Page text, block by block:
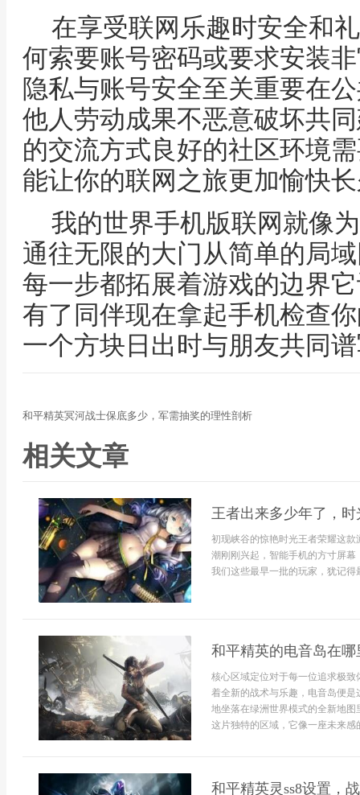
在享受联网乐趣时安全和
何索要账号密码或要求安装
隐私与账号安全至关重要在
他人劳动成果不恶意破坏共
的交流方式良好的社区环境
能让你的联网之旅更加愉快
我的世界手机版联网就像
通往无限的大门从简单的局
每一步都拓展着游戏的边界
有了同伴现在拿起手机检查
一个方块日出时与朋友共同
和平精英冥河战士保底多少，军需抽奖的理性剖析
相关文章
王者出来多少年了，
初现峡谷的惊艳时光王者荣耀这
潮刚刚兴起，智能手机的方寸屏
我们这些最早一批的玩家，犹记
和平精英的电音岛在
核心区域定位对于每一位追求极
着全新的战术与乐趣，电音岛便
地坐落在绿洲世界模式的全新地
这片独特的区域，它像一座未来
和平精英灵ss8设置，